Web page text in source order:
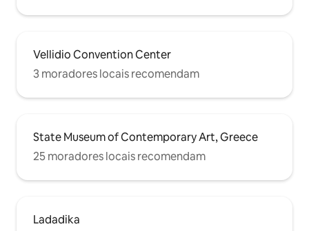
Vellidio Convention Center
3 moradores locais recomendam
State Museum of Contemporary Art, Greece
25 moradores locais recomendam
Ladadika